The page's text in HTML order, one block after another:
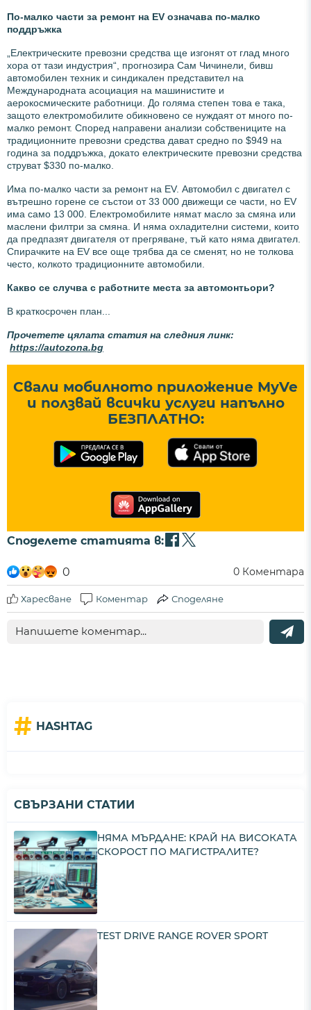
По-малко части за ремонт на EV означава по-малко
поддръжка
„Електрическите превозни средства ще изгонят от глад много
хора от тази индустрия“, прогнозира Сам Чичинели, бивш
автомобилен техник и синдикален представител на
Международната асоциация на машинистите и
аерокосмическите работници. До голяма степен това е така,
защото електромобилите обикновено се нуждаят от много по-
малко ремонт. Според направени анализи собствениците на
традиционните превозни средства дават средно по $949 на
година за поддръжка, докато електрическите превозни средства
струват $330 по-малко.
Има по-малко части за ремонт на EV. Автомобил с двигател с
вътрешно горене се състои от 33 000 движещи се части, но EV
има само 13 000. Електромобилите нямат масло за смяна или
маслени филтри за смяна. И няма охладителни системи, които
да предпазят двигателя от прегряване, тъй като няма двигател.
Спирачките на EV все още трябва да се сменят, но не толкова
често, колкото традиционните автомобили.
Какво се случва с работните места за автомонтьори?
В краткосрочен план...
Прочетете цялата статия на следния линк:
https://autozona.bg
Свали мобилното приложение MyVe
и ползвай всички услуги напълно
БЕЗПЛАТНО:
Споделете статията в:
0 0 Коментара
Харесване Коментар Споделяне
# HASHTAG
СВЪРЗАНИ СТАТИИ
НЯМА МЪРДАНЕ: КРАЙ НА ВИСОКАТА
СКОРОСТ ПО МАГИСТРАЛИТЕ?
TEST DRIVE RANGE ROVER SPORT